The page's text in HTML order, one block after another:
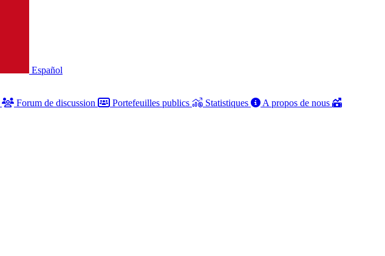
Español
Forum de discussion Portefeuilles publics Statistiques
A propos de nous